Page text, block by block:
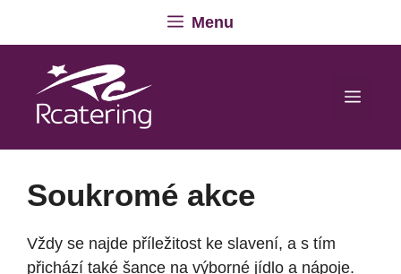
Menu
Menu
Soukromé akce
Vždy se najde příležitost ke slavení, a s tím
přichází také šance na výborné jídlo a nápoje.